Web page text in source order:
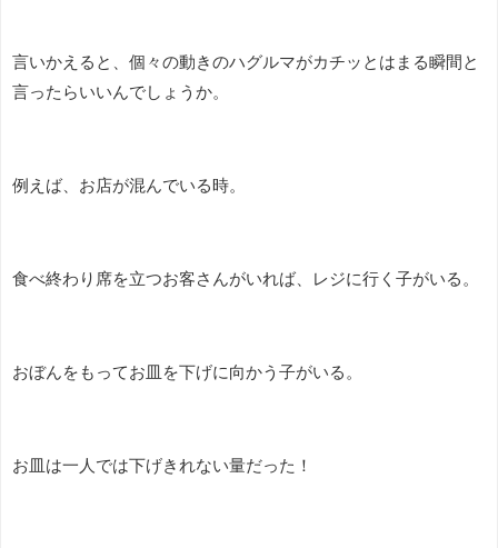
言いかえると、個々の動きのハグルマがカチッとはまる瞬間と
言ったらいいんでしょうか。
例えば、お店が混んでいる時。
食べ終わり席を立つお客さんがいれば、レジに行く子がいる。
おぼんをもってお皿を下げに向かう子がいる。
お皿は一人では下げきれない量だった！